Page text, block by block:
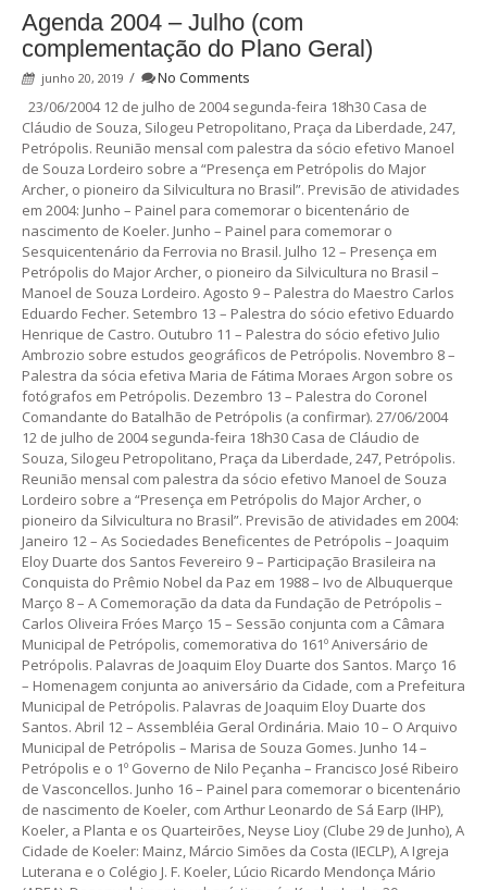
Agenda 2004 – Julho (com
complementação do Plano Geral)
junho 20, 2019 /
No Comments
23/06/2004 12 de julho de 2004 segunda-feira 18h30 Casa de
Cláudio de Souza, Silogeu Petropolitano, Praça da Liberdade, 247,
Petrópolis. Reunião mensal com palestra da sócio efetivo Manoel
de Souza Lordeiro sobre a “Presença em Petrópolis do Major
Archer, o pioneiro da Silvicultura no Brasil”. Previsão de atividades
em 2004: Junho – Painel para comemorar o bicentenário de
nascimento de Koeler. Junho – Painel para comemorar o
Sesquicentenário da Ferrovia no Brasil. Julho 12 – Presença em
Petrópolis do Major Archer, o pioneiro da Silvicultura no Brasil –
Manoel de Souza Lordeiro. Agosto 9 – Palestra do Maestro Carlos
Eduardo Fecher. Setembro 13 – Palestra do sócio efetivo Eduardo
Henrique de Castro. Outubro 11 – Palestra do sócio efetivo Julio
Ambrozio sobre estudos geográficos de Petrópolis. Novembro 8 –
Palestra da sócia efetiva Maria de Fátima Moraes Argon sobre os
fotógrafos em Petrópolis. Dezembro 13 – Palestra do Coronel
Comandante do Batalhão de Petrópolis (a confirmar). 27/06/2004
12 de julho de 2004 segunda-feira 18h30 Casa de Cláudio de
Souza, Silogeu Petropolitano, Praça da Liberdade, 247, Petrópolis.
Reunião mensal com palestra da sócio efetivo Manoel de Souza
Lordeiro sobre a “Presença em Petrópolis do Major Archer, o
pioneiro da Silvicultura no Brasil”. Previsão de atividades em 2004:
Janeiro 12 – As Sociedades Beneficentes de Petrópolis – Joaquim
Eloy Duarte dos Santos Fevereiro 9 – Participação Brasileira na
Conquista do Prêmio Nobel da Paz em 1988 – Ivo de Albuquerque
Março 8 – A Comemoração da data da Fundação de Petrópolis –
Carlos Oliveira Fróes Março 15 – Sessão conjunta com a Câmara
Municipal de Petrópolis, comemorativa do 161º Aniversário de
Petrópolis. Palavras de Joaquim Eloy Duarte dos Santos. Março 16
– Homenagem conjunta ao aniversário da Cidade, com a Prefeitura
Municipal de Petrópolis. Palavras de Joaquim Eloy Duarte dos
Santos. Abril 12 – Assembléia Geral Ordinária. Maio 10 – O Arquivo
Municipal de Petrópolis – Marisa de Souza Gomes. Junho 14 –
Petrópolis e o 1º Governo de Nilo Peçanha – Francisco José Ribeiro
de Vasconcellos. Junho 16 – Painel para comemorar o bicentenário
de nascimento de Koeler, com Arthur Leonardo de Sá Earp (IHP),
Koeler, a Planta e os Quarteirões, Neyse Lioy (Clube 29 de Junho), A
Cidade de Koeler: Mainz, Márcio Simões da Costa (IECLP), A Igreja
Luterana e o Colégio J. F. Koeler, Lúcio Ricardo Mendonça Mário